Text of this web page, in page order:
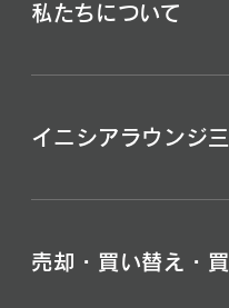
私たちについて
イニシアラウンジ
売却・買い替え・